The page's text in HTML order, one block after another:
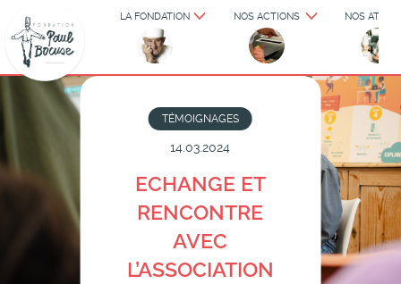
LA FONDATION NOS ACTIONS NOS
14.03.2024
TÉMOIGNAGES
ECHANGE ET
RENCONTRE
AVEC
L’ASSOCIATION